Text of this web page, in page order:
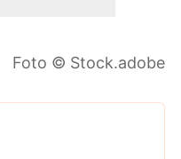
Foto © Stock.adobe